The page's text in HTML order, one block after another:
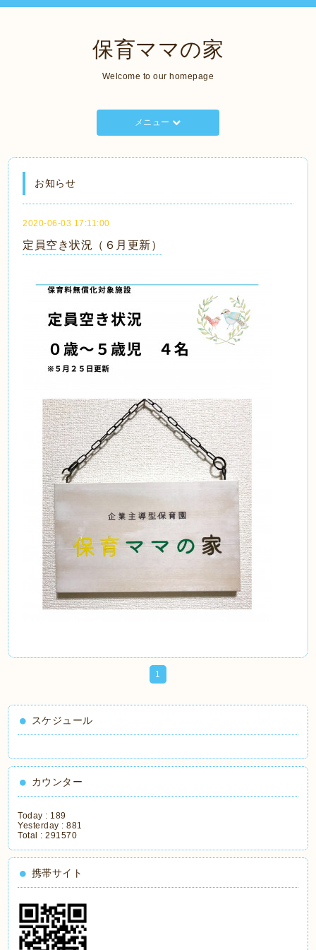
保育ママの家
Welcome to our homepage
メニュー
お知らせ
2020-06-03 17:11:00
定員空き状況（６月更新）
1
スケジュール
カウンター
Today : 189
Yesterday :881
Total :291570
携帯サイト